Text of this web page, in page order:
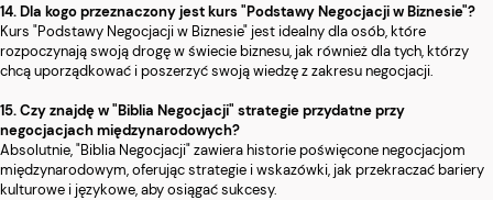
14. Dla kogo przeznaczony jest kurs "Podstawy Negocjacji w Biznesie"?
Kurs "Podstawy Negocjacji w Biznesie" jest idealny dla osób, które
rozpoczynają swoją drogę w świecie biznesu, jak również dla tych, którzy
chcą uporządkować i poszerzyć swoją wiedzę z zakresu negocjacji.
15. Czy znajdę w "Biblia Negocjacji" strategie przydatne przy
negocjacjach międzynarodowych?
Absolutnie, "Biblia Negocjacji" zawiera historie poświęcone negocjacjom
międzynarodowym, oferując strategie i wskazówki, jak przekraczać bariery
kulturowe i językowe, aby osiągać sukcesy.